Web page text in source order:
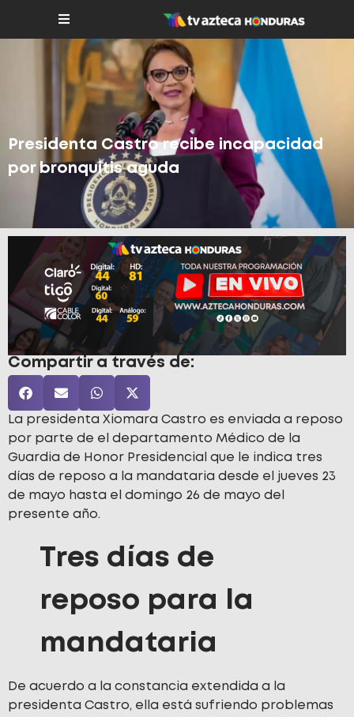
Presidenta Castro recibe incapacidad
por bronquitis aguda
Compartir a través de:
La presidenta Xiomara Castro es enviada a reposo
por parte de el departamento Médico de la
Guardia de Honor Presidencial que le indica tres
días de reposo a la mandataria desde el jueves 23
de mayo hasta el domingo 26 de mayo del
presente año.
Tres días de
reposo para la
mandataria
De acuerdo a la constancia extendida a la
presidenta Castro, ella está sufriendo problemas